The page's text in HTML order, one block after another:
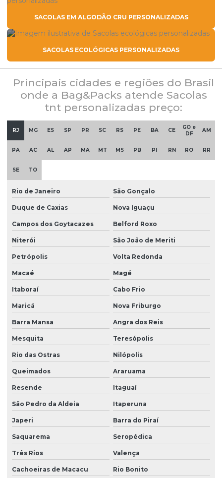
SACOLAS EM ALGODÃO CRU PERSONALIZADAS
SACOLAS ECOLÓGICAS PERSONALIZADAS
Principais cidades e regiões do Brasil
onde a Bag&Packs atende Sacolas
tnt personalizadas preço:
RJ MG ES SP PR SC RS PE BA CE
GO e
DF
AM
PA AC AL AP MA MT MS PB PI RN RO RR
SE TO
Rio de Janeiro São Gonçalo
Duque de Caxias Nova Iguaçu
Campos dos Goytacazes Belford Roxo
Niterói São João de Meriti
Petrópolis Volta Redonda
Macaé Magé
Itaboraí Cabo Frio
Maricá Nova Friburgo
Barra Mansa Angra dos Reis
Mesquita Teresópolis
Rio das Ostras Nilópolis
Queimados Araruama
Resende Itaguaí
São Pedro da Aldeia Itaperuna
Japeri Barra do Piraí
Saquarema Seropédica
Três Rios Valença
Cachoeiras de Macacu Rio Bonito